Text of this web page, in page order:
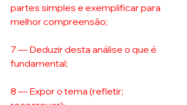
partes simples e exemplificar para
melhor compreensão;
7 — Deduzir desta análise o que é
fundamental;
8 — Expor o tema (refletir;